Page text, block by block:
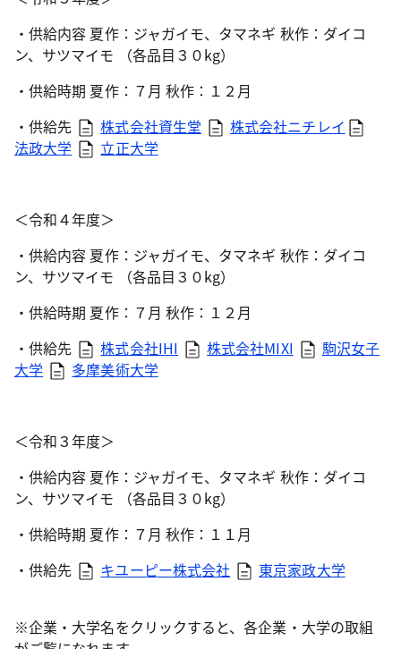
・供給内容 夏作：ジャガイモ、タマネギ 秋作：ダイコ
ン、サツマイモ （各品目３０kg）
・供給時期 夏作：７月 秋作：１２月
・供給先
株式会社資生堂
株式会社ニチレイ
法政大学
立正大学
＜令和４年度＞
・供給内容 夏作：ジャガイモ、タマネギ 秋作：ダイコ
ン、サツマイモ （各品目３０kg）
・供給時期 夏作：７月 秋作：１２月
・供給先
株式会社IHI 株式会社MIXI
駒沢女子
大学
多摩美術大学
＜令和３年度＞
・供給内容 夏作：ジャガイモ、タマネギ 秋作：ダイコ
ン、サツマイモ （各品目３０kg）
・供給時期 夏作：７月 秋作：１１月
・供給先
キユーピー株式会社 東京家政大学
※企業・大学名をクリックすると、各企業・大学の取組